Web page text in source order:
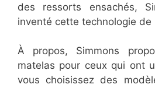
des ressorts ensachés,
inventé cette technologie de
À propos, Simmons
matelas pour ceux qui ont
vous choisissez des